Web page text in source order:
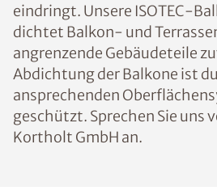
eindringt. Unsere ISOTEC-
dichtet Balkon- und
angrenzende Gebäudeteile
Abdichtung der Balkone ist
ansprechenden
geschützt. Sprechen Sie uns
Kortholt GmbH an.